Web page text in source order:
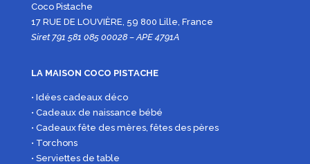
Coco Pistache
17 RUE DE LOUVIÈRE, 59 800 Lille, France
Siret 791 581 085 00028 – APE 4791A
LA MAISON COCO PISTACHE
• Idées cadeaux déco
• Cadeaux de naissance bébé
• Cadeaux fête des mères, fêtes des pères
• Torchons
• Serviettes de table